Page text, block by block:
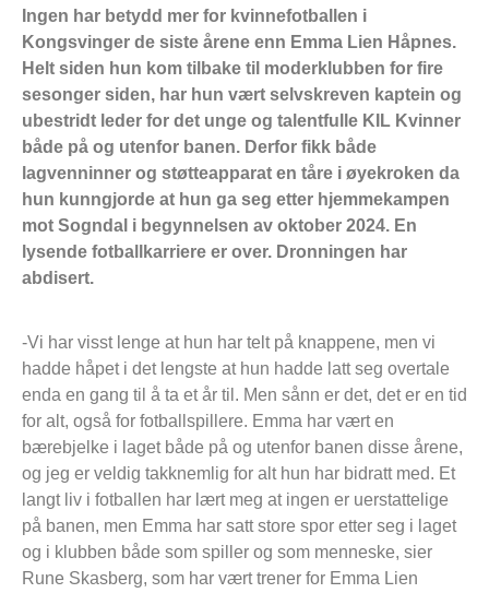
Ingen har betydd mer for kvinnefotballen i
Kongsvinger de siste årene enn Emma Lien Håpnes.
Helt siden hun kom tilbake til moderklubben for fire
sesonger siden, har hun vært selvskreven kaptein og
ubestridt leder for det unge og talentfulle KIL Kvinner
både på og utenfor banen. Derfor fikk både
lagvenninner og støtteapparat en tåre i øyekroken da
hun kunngjorde at hun ga seg etter hjemmekampen
mot Sogndal i begynnelsen av oktober 2024. En
lysende fotballkarriere er over. Dronningen har
abdisert.
-Vi har visst lenge at hun har telt på knappene, men vi
hadde håpet i det lengste at hun hadde latt seg overtale
enda en gang til å ta et år til. Men sånn er det, det er en tid
for alt, også for fotballspillere. Emma har vært en
bærebjelke i laget både på og utenfor banen disse årene,
og jeg er veldig takknemlig for alt hun har bidratt med. Et
langt liv i fotballen har lært meg at ingen er uerstattelige
på banen, men Emma har satt store spor etter seg i laget
og i klubben både som spiller og som menneske, sier
Rune Skasberg, som har vært trener for Emma Lien